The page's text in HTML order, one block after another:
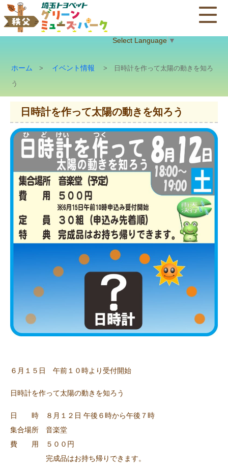
Select Language ▼
ホーム > イベント情報 > 日時計を作って太陽の動きを知ろ
う
日時計を作って太陽の動きを知ろう
６月１５日 午前１０時より受付開始
日時計を作って太陽の動きを知ろう
日 時 ８月１２日 午後６時から午後７時
集合場所 音楽堂
費 用 ５００円
完成品はお持ち帰りできます。